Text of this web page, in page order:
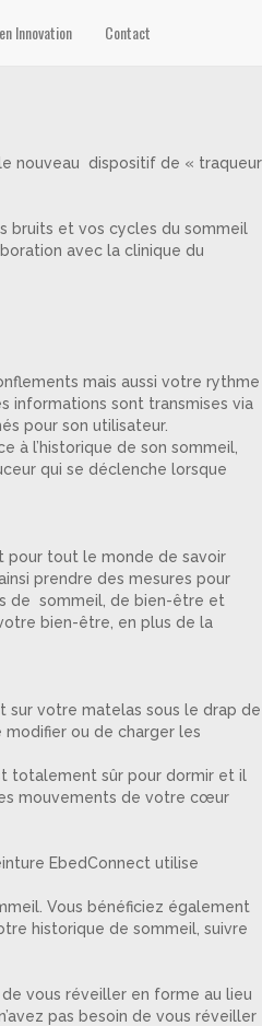
Innovation Contact
nouveau dispositif de « traqueur
bruits et vos cycles du sommeil
avec la clinique du
mais aussi votre rythme
informations sont transmises via
pour son utilisateur.
à l’historique de son sommeil,
qui se déclenche lorsque
pour tout le monde de savoir
prendre des mesures pour
de sommeil, de bien-être et
bien-être, en plus de la
sur votre matelas sous le drap de
modifier ou de charger les
totalement sûr pour dormir et il
mouvements de votre cœur
EbedConnect utilise
Vous bénéficiez également
historique de sommeil, suivre
vous réveiller en forme au lieu
pas besoin de vous réveiller